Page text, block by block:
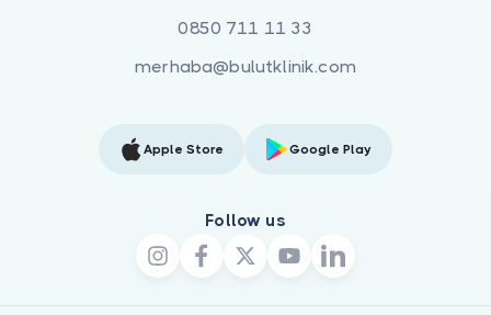
0850 711 11 33
merhaba@bulutklinik.com
Apple Store Google Play
Follow us